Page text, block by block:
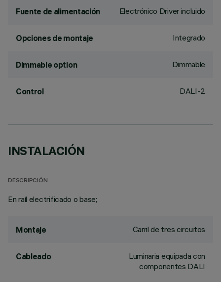
Fuente de alimentación Electrónico Driver incluido
Opciones de montaje Integrado
Dimmable option Dimmable
Control DALI-2
INSTALACIÓN
DESCRIPCIÓN
En raíl electrificado o base;
Montaje Carril de tres circuitos
Cableado
Luminaria equipada con
componentes DALI